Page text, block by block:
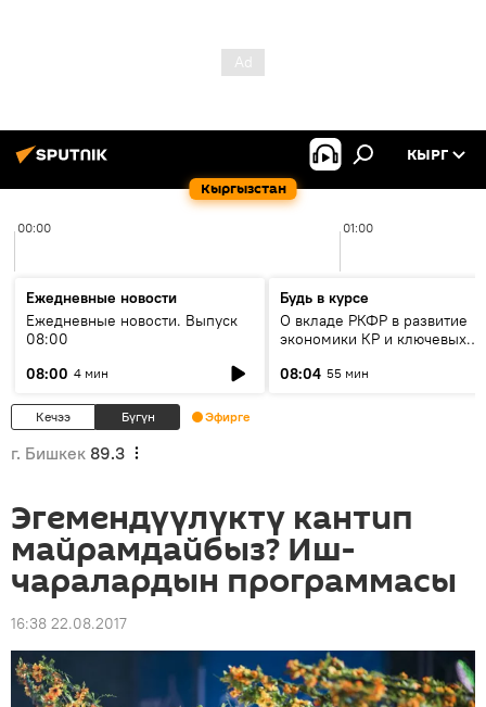
Кыргызстан
КЫРГ
00:00 01:00
Ежедневные новости
Ежедневные новости. Выпуск
08:00
08:00 4 мин
Будь в курсе
О вкладе РКФР в развитие
экономики КР и ключевых
08:04 55 мин
Кечээ Бүгүн Эфирге
г. Бишкек 89.3
Эгемендүүлүктү кантип
майрамдайбыз? Иш-
чаралардын программасы
16:38 22.08.2017